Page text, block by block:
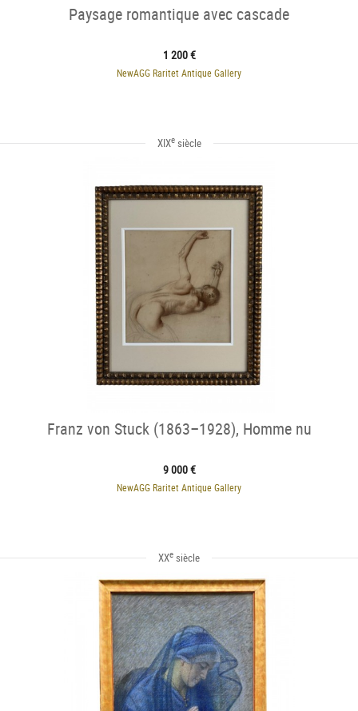
Paysage romantique avec cascade
1 200 €
NewAGG Raritet Antique Gallery
XIXesiècle
Franz von Stuck (1863–1928), Homme nu
9 000 €
NewAGG Raritet Antique Gallery
XXe siècle